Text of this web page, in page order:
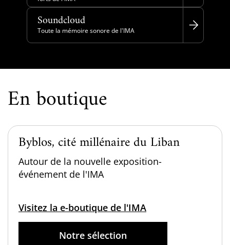
Soundcloud
Toute la mémoire sonore de l'IMA
En boutique
Byblos, cité millénaire du Liban
Autour de la nouvelle exposition-
événement de l'IMA
Notre sélection
Visitez la e-boutique de l'IMA